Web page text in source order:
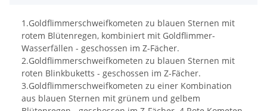
1.Goldflimmerschweifkometen zu blauen Sternen mit
rotem Blütenregen, kombiniert mit Goldflimmer-
Wasserfällen - geschossen im Z-Fächer.
2.Goldflimmerschweifkometen zu blauen Sternen mit
roten Blinkbuketts - geschossen im Z-Fächer.
3.Goldflimmerschweifkometen zu einer Kombination
aus blauen Sternen mit grünem und gelbem